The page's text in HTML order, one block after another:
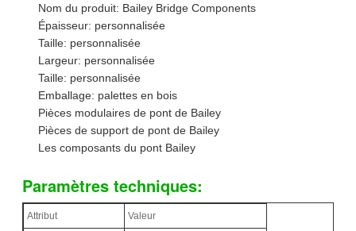
Nom du produit: Bailey Bridge Components
Épaisseur: personnalisée
Taille: personnalisée
Largeur: personnalisée
Taille: personnalisée
Emballage: palettes en bois
Pièces modulaires de pont de Bailey
Pièces de support de pont de Bailey
Les composants du pont Bailey
Paramètres techniques:
Attribut
Valeur